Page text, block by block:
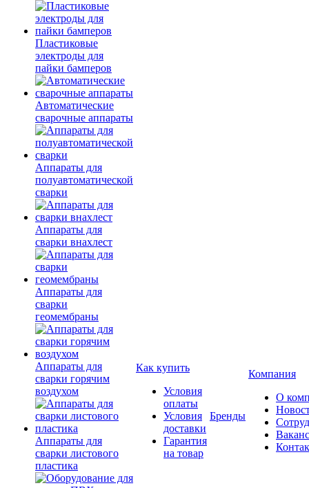
Пластиковые
электроды для
пайки бамперов
Автоматические
сварочные аппараты
Аппараты для
полуавтоматической
сварки
Аппараты для
сварки внахлест
Аппараты для
сварки
геомембраны
Аппараты для
сварки горячим
воздухом
Аппараты для
сварки листового
пластика
Как купить
Условия
оплаты
Условия
доставки
Гарантия
на товар
Бренды
Компания
О